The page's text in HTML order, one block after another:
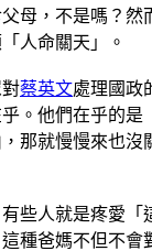
母，不是嗎？
人命關天」。
蔡英文處理國政
。他們在乎的
那就慢慢來也
些人就是疼愛
種爸媽不但不